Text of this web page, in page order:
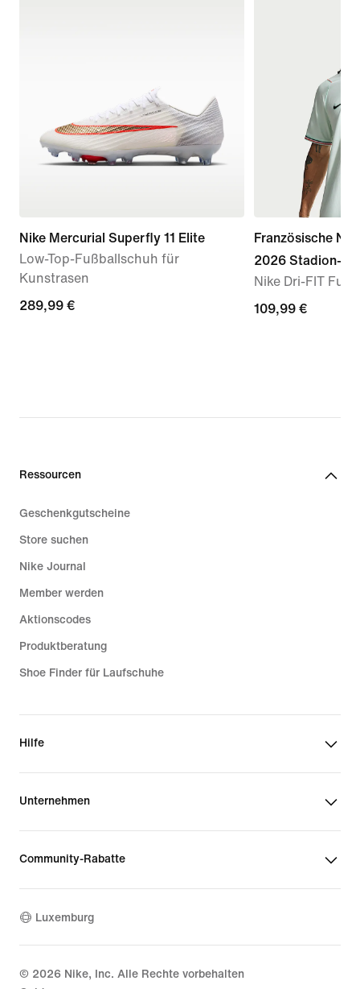
Nike Mercurial Superfly 11 Elite
Low-Top-Fußballschuh für
Kunstrasen
289,99 €
289,99 €
Französische
2026 Stadion-
Nike Dri-FIT
109,99 €
109,99 €
Ressourcen
Geschenkgutscheine
Store suchen
Nike Journal
Member werden
Aktionscodes
Produktberatung
Shoe Finder für Laufschuhe
Hilfe
Unternehmen
Community-Rabatte
Luxemburg
© 2026 Nike, Inc. Alle Rechte vorbehalten